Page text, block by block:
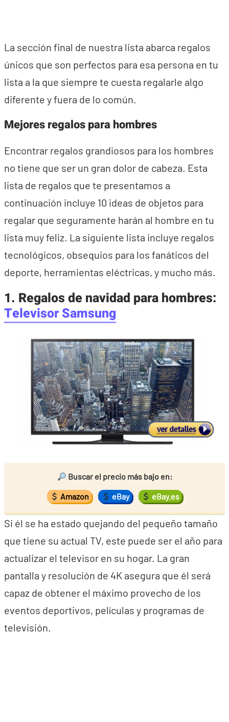
La sección final de nuestra lista abarca regalos
únicos que son perfectos para esa persona en tu
lista a la que siempre te cuesta regalarle algo
diferente y fuera de lo común.
Mejores regalos para hombres
Encontrar regalos grandiosos para los hombres
no tiene que ser un gran dolor de cabeza. Esta
lista de regalos que te presentamos a
continuación incluye 10 ideas de objetos para
regalar que seguramente harán al hombre en tu
lista muy feliz. La siguiente lista incluye regalos
tecnológicos, obsequios para los fanáticos del
deporte, herramientas eléctricas, y mucho más.
1. Regalos de navidad para hombres:
Televisor Samsung
Buscar el precio más bajo en:
Amazon eBay eBay.es
Si él se ha estado quejando del pequeño tamaño
que tiene su actual TV, este puede ser el año para
actualizar el televisor en su hogar. La gran
pantalla y resolución de 4K asegura que él será
capaz de obtener el máximo provecho de los
eventos deportivos, películas y programas de
televisión.